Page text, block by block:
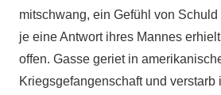
mitschwang, ein Gefühl von
je eine Antwort ihres Mannes
offen. Gasse geriet in
Kriegsgefangenschaft und verstarb